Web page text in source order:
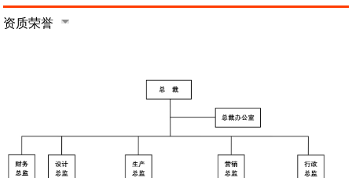
资质荣誉